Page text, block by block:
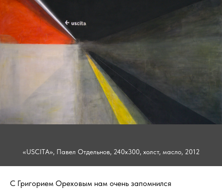
«USCITA», Павел Отдельнов, 240х300, холст, масло, 2012
С Григорием Ореховым нам очень запомнился